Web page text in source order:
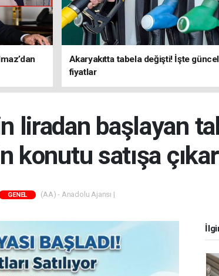
Akaryakıtta tabela değişti! İşte güncel
fiyatlar
liradan başlayan
konutu satışa
GENEL (AA) - Anadolu Ajansı |